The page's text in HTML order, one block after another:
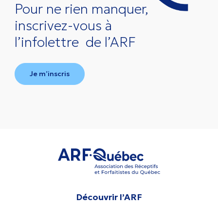
Pour ne rien manquer,
inscrivez-vous à
l’infolettre de l’ARF
Je m’inscris
Découvrir l’ARF